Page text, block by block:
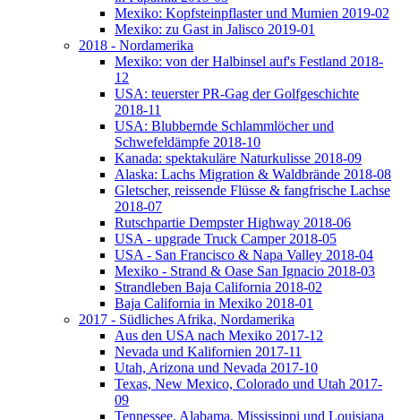
Mexiko: Kopfsteinpflaster und Mumien 2019-02
Mexiko: zu Gast in Jalisco 2019-01
2018 - Nordamerika
Mexiko: von der Halbinsel auf's Festland 2018-
12
USA: teuerster PR-Gag der Golfgeschichte
2018-11
USA: Blubbernde Schlammlöcher und
Schwefeldämpfe 2018-10
Kanada: spektakuläre Naturkulisse 2018-09
Alaska: Lachs Migration & Waldbrände 2018-08
Gletscher, reissende Flüsse & fangfrische Lachse
2018-07
Rutschpartie Dempster Highway 2018-06
USA - upgrade Truck Camper 2018-05
USA - San Francisco & Napa Valley 2018-04
Mexiko - Strand & Oase San Ignacio 2018-03
Strandleben Baja California 2018-02
Baja California in Mexiko 2018-01
2017 - Südliches Afrika, Nordamerika
Aus den USA nach Mexiko 2017-12
Nevada und Kalifornien 2017-11
Utah, Arizona und Nevada 2017-10
Texas, New Mexico, Colorado und Utah 2017-
09
Tennessee, Alabama, Mississippi und Louisiana